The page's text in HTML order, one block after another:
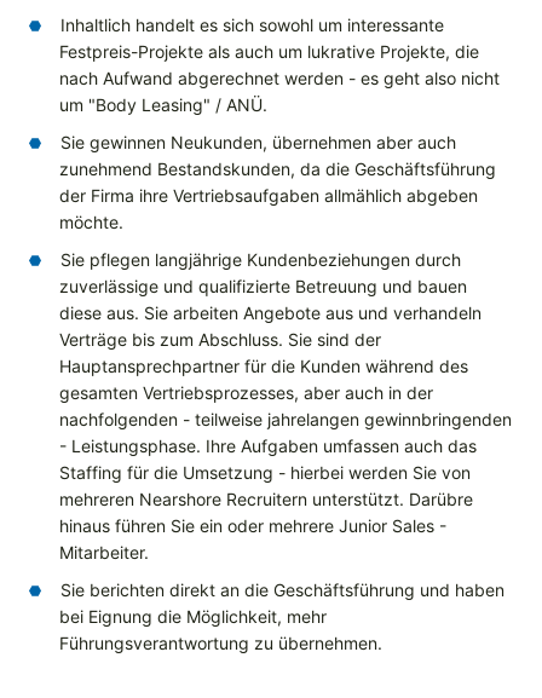
Inhaltlich handelt es sich sowohl um interessante
Festpreis-Projekte als auch um lukrative Projekte, die
nach Aufwand abgerechnet werden - es geht also nicht
um "Body Leasing" / ANÜ.
Sie gewinnen Neukunden, übernehmen aber auch
zunehmend Bestandskunden, da die Geschäftsführung
der Firma ihre Vertriebsaufgaben allmählich abgeben
möchte.
Sie pflegen langjährige Kundenbeziehungen durch
zuverlässige und qualifizierte Betreuung und bauen
diese aus. Sie arbeiten Angebote aus und verhandeln
Verträge bis zum Abschluss. Sie sind der
Hauptansprechpartner für die Kunden während des
gesamten Vertriebsprozesses, aber auch in der
nachfolgenden - teilweise jahrelangen gewinnbringenden
- Leistungsphase. Ihre Aufgaben umfassen auch das
Staffing für die Umsetzung - hierbei werden Sie von
mehreren Nearshore Recruitern unterstützt. Darübre
hinaus führen Sie ein oder mehrere Junior Sales -
Mitarbeiter.
Sie berichten direkt an die Geschäftsführung und haben
bei Eignung die Möglichkeit, mehr
Führungsverantwortung zu übernehmen.